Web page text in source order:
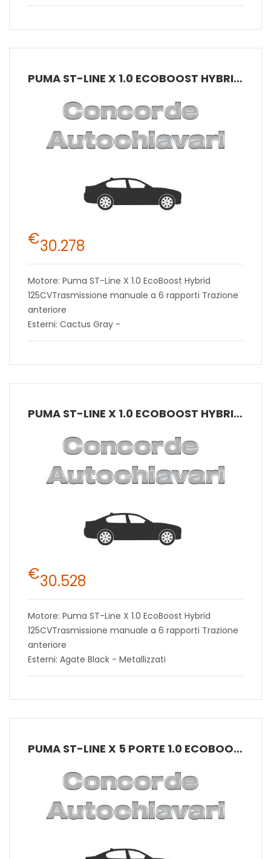
PUMA ST-LINE X 1.0 ECOBOOST HYBRID 125CVTRASMISSIONE MANUALE A 6 RAPPORTI TRAZIONE ANTERIORE
€30.278
Motore: Puma ST-Line X 1.0 EcoBoost Hybrid
125CVTrasmissione manuale a 6 rapporti Trazione
anteriore
Esterni: Cactus Gray -
PUMA ST-LINE X 1.0 ECOBOOST HYBRID 125CVTRASMISSIONE MANUALE A 6 RAPPORTI TRAZIONE ANTERIORE
€30.528
Motore: Puma ST-Line X 1.0 EcoBoost Hybrid
125CVTrasmissione manuale a 6 rapporti Trazione
anteriore
Esterni: Agate Black - Metallizzati
PUMA ST-LINE X 5 PORTE 1.0 ECOBOOST HYBRID 125CV MANUALE A 6 RAPPORTI